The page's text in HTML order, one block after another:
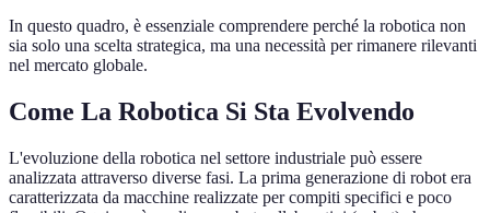
In questo quadro, è essenziale comprendere perché la robotica non
sia solo una scelta strategica, ma una necessità per rimanere rilevanti
nel mercato globale.
Come La Robotica Si Sta Evolvendo
L'evoluzione della robotica nel settore industriale può essere
analizzata attraverso diverse fasi. La prima generazione di robot era
caratterizzata da macchine realizzate per compiti specifici e poco